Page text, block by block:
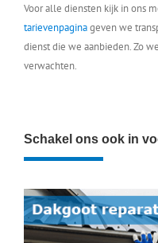
Voor alle diensten kijk in ons
tarievenpaginageven we
dienst die we aanbieden. Zo
verwachten.
Schakel ons ook in